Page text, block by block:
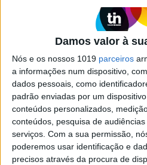
Damos valor à
Nós e os nossos 1019 parceiros
a informações num dispositivo,
dados pessoais, como
padrão enviadas por um
conteúdos personalizados,
conteúdos, pesquisa de
serviços. Com a sua permissão,
poderemos usar identificação e
precisos através da procura de
Finança tem reflexos
centenas de pessoas. Que,
representam milhões com
Although it now seems like
crisis caused by the
Brothers Bank was in
many enterprises, such as
Solic, led by Nicolas
light as to how an almost
event in the world of High
lives of hundreds of
represent millions with
end an English version of
provided.